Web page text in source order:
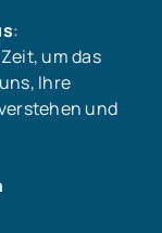
:
um das
Ihre
und